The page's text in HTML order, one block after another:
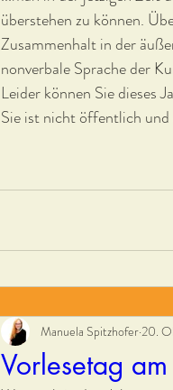
überstehen zu können.
Zusammenhalt in der
nonverbale Sprache der
Leider können Sie dieses
Sie ist nicht öffentlich und
Vorlesetag
Manuela Spitzhofer 20.